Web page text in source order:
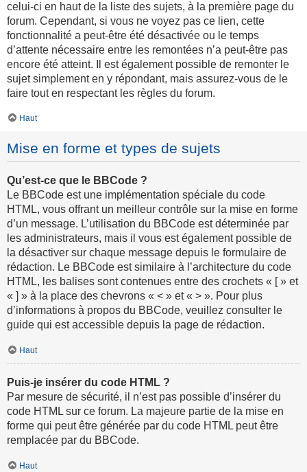
celui-ci en haut de la liste des sujets, à la première page du
forum. Cependant, si vous ne voyez pas ce lien, cette
fonctionnalité a peut-être été désactivée ou le temps
d’attente nécessaire entre les remontées n’a peut-être pas
encore été atteint. Il est également possible de remonter le
sujet simplement en y répondant, mais assurez-vous de le
faire tout en respectant les règles du forum.
Haut
Mise en forme et types de sujets
Qu’est-ce que le BBCode ?
Le BBCode est une implémentation spéciale du code
HTML, vous offrant un meilleur contrôle sur la mise en forme
d’un message. L’utilisation du BBCode est déterminée par
les administrateurs, mais il vous est également possible de
la désactiver sur chaque message depuis le formulaire de
rédaction. Le BBCode est similaire à l’architecture du code
HTML, les balises sont contenues entre des crochets « [ » et
« ] » à la place des chevrons « < » et « > ». Pour plus
d’informations à propos du BBCode, veuillez consulter le
guide qui est accessible depuis la page de rédaction.
Haut
Puis-je insérer du code HTML ?
Par mesure de sécurité, il n’est pas possible d’insérer du
code HTML sur ce forum. La majeure partie de la mise en
forme qui peut être générée par du code HTML peut être
remplacée par du BBCode.
Haut